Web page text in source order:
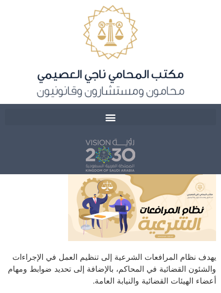
نظام المرافعات الشرعية إلى تنظيم العمل في الإجراءات
القضائية في المحاكم، بالإضافة إلى تحديد ضوابط ومهام
الهيئات القضائية والنيابة العامة.